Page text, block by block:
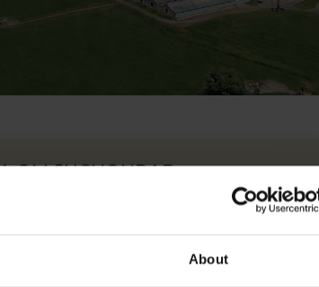
About
OM SUCHOHRAD
selskabets center med plads til 850 avlsdyr.